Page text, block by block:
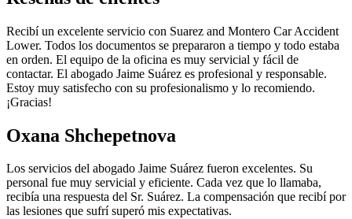
Recibí un excelente servicio con Suarez and Montero Car Accident
Lower. Todos los documentos se prepararon a tiempo y todo estaba
en orden. El equipo de la oficina es muy servicial y fácil de
contactar. El abogado Jaime Suárez es profesional y responsable.
Estoy muy satisfecho con su profesionalismo y lo recomiendo.
¡Gracias!
Oxana Shchepetnova
Los servicios del abogado Jaime Suárez fueron excelentes. Su
personal fue muy servicial y eficiente. Cada vez que lo llamaba,
recibía una respuesta del Sr. Suárez. La compensación que recibí por
las lesiones que sufrí superó mis expectativas.